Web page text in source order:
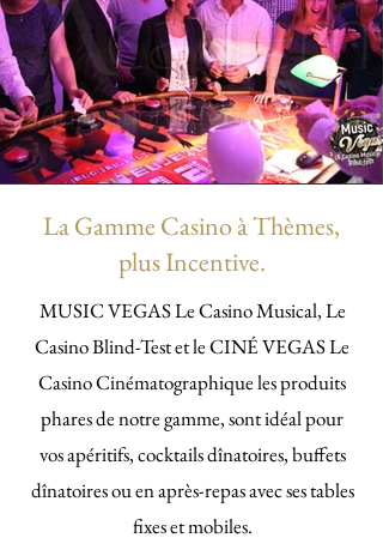
La Gamme Casino à Thèmes,
plus Incentive.
MUSIC VEGAS Le Casino Musical, Le
Casino Blind-Test et le CINÉ VEGAS Le
Casino Cinématographique les produits
phares de notre gamme, sont idéal pour
vos apéritifs, cocktails dînatoires, buffets
dînatoires ou en après-repas avec ses tables
fixes et mobiles.